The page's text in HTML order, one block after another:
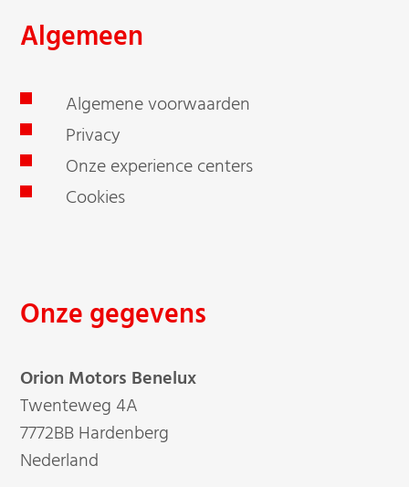
Algemeen
Algemene voorwaarden
Privacy
Onze experience centers
Cookies
Onze gegevens
Orion Motors Benelux
Twenteweg 4A
7772BB Hardenberg
Nederland